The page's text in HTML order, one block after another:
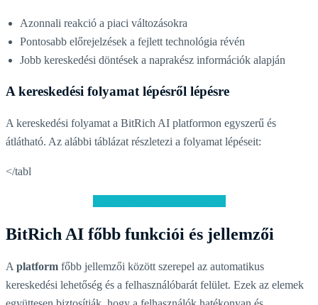
Azonnali reakció a piaci változásokra
Pontosabb előrejelzések a fejlett technológia révén
Jobb kereskedési döntések a naprakész információk alapján
A kereskedési folyamat lépésről lépésre
A kereskedési folyamat a BitRich AI platformon egyszerű és
átlátható. Az alábbi táblázat részletezi a folyamat lépéseit:
</tabl
BitRich AI főbb funkciói és jellemzői
A platform főbb jellemzői között szerepel az automatikus
kereskedési lehetőség és a felhasználóbarát felület. Ezek az elemek